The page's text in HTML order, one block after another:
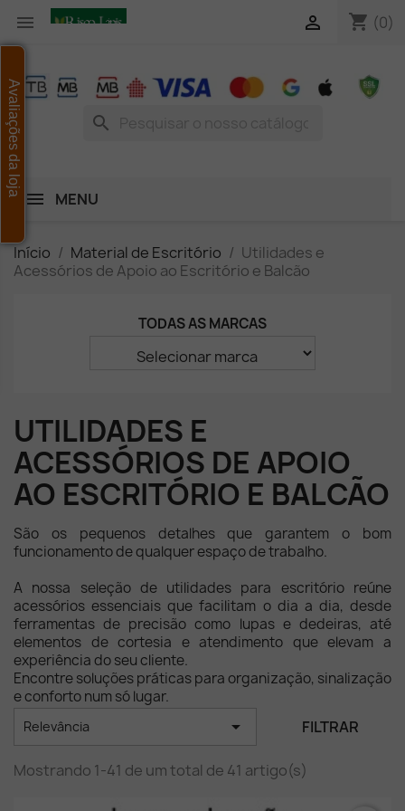
 shopping_cart (0)

search
MENU
Início Material de Escritório
Utilidades e
Acessórios de Apoio ao Escritório e Balcão
TODAS AS MARCAS
UTILIDADES E
ACESSÓRIOS DE APOIO
AO ESCRITÓRIO E BALCÃO
São os pequenos detalhes que garantem o bom
funcionamento de qualquer espaço de trabalho.
A nossa seleção de utilidades para escritório reúne
acessórios essenciais que facilitam o dia a dia, desde
ferramentas de precisão como lupas e dedeiras, até
elementos de cortesia e atendimento que elevam a
experiência do seu cliente.
Encontre soluções práticas para organização, sinalização
e conforto num só lugar.
Relevância  FILTRAR
Mostrando 1-41 de um total de 41 artigo(s)
Avaliações da loja